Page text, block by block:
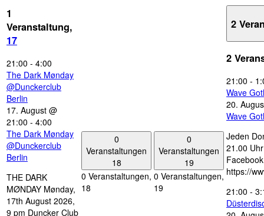
1
Veranstaltung,
17
21:00 - 4:00
The Dark Mønday
@Dunckerclub
Berlin
17. August @
21:00 - 4:00
The Dark Mønday
@Dunckerclub
Berlin
THE DARK
MØNDAY Mønday,
17th August 2026,
9 pm Duncker Club
0
Veranstaltungen
18
0 Veranstaltungen,
18
0
Veranstaltungen
19
0 Veranstaltungen,
19
2
2
21:00 -
Wave
20.
Wave
Jeden
21.00
https://
21:00 -